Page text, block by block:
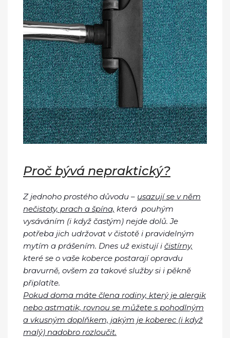
Proč bývá nepraktický?
Z jednoho prostého důvodu – usazují se v něm
nečistoty, prach a špína, která pouhým
vysáváním (i když častým) nejde dolů. Je
potřeba jich udržovat v čistotě i pravidelným
mytím a prášením. Dnes už existují i čistírny,
které se o vaše koberce postarají opravdu
bravurně, ovšem za takové služby si i pěkně
připlatíte.
Pokud doma máte člena rodiny, který je alergik
nebo astmatik, rovnou se můžete s pohodlným
a vkusným doplňkem, jakým je koberec (i když
malý) nadobro rozloučit.